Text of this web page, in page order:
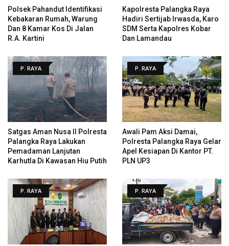
Polsek Pahandut Identifikasi
Kebakaran Rumah, Warung
Dan 8 Kamar Kos Di Jalan
R.A. Kartini
Kapolresta Palangka Raya
Hadiri Sertijab Irwasda, Karo
SDM Serta Kapolres Kobar
Dan Lamandau
P. RAYA
Satgas Aman Nusa II Polresta
Palangka Raya Lakukan
Pemadaman Lanjutan
Karhutla Di Kawasan Hiu Putih
P. RAYA
Awali Pam Aksi Damai,
Polresta Palangka Raya Gelar
Apel Kesiapan Di Kantor PT.
PLN UP3
P. RAYA P. RAYA